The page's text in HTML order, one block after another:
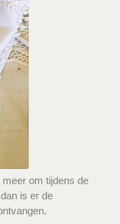
om tijdens de
is er de